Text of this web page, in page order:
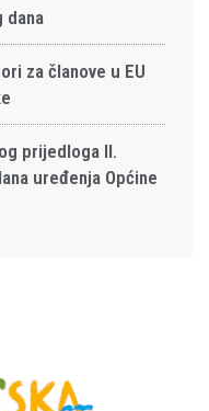
dana
za članove u EU
prijedloga II.
uređenja Općine